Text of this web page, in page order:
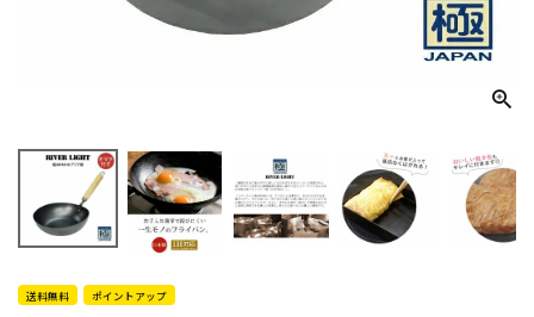
送料無料 ポイントアップ